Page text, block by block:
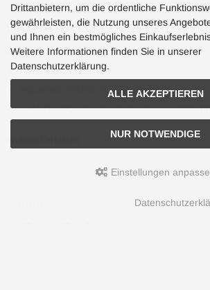
Kundenservice
Tipps zur richtigen Wahl des Fischfutters
Artemia salina
GRATIS Download Aquarium
Drittanbietern, um die ordentliche
gewährleisten, die Nutzung unseres
und Ihnen ein bestmögliches
Weitere Informationen finden Sie in unserer
Datenschutzerklärung.
ALLE AKZEPTIEREN
NUR NOTWENDIGE
Einstellungen